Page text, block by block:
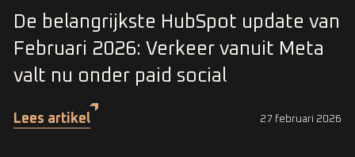
De belangrijkste HubSpot update van
Februari 2026: Verkeer vanuit Meta
valt nu onder paid social
Lees artikel 27 februari 2026